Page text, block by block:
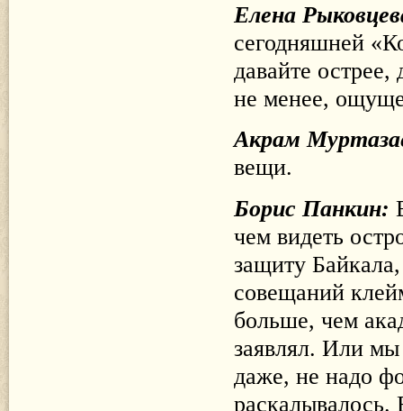
Елена
сегодняшней
давайте
не менее,
Акрам
вещи.
Борис Панкин:
чем видеть
защиту
совещаний
больше, чем
заявлял. Или мы
даже, не надо